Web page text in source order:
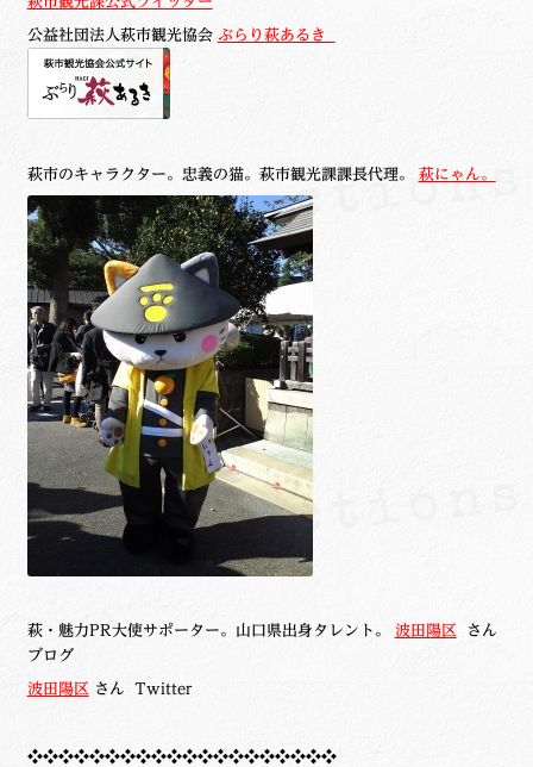
公益社団法人萩市観光協会 ぶらり萩あるき
萩市のキャラクター。忠義の猫。萩市観光課課長代理。 萩にゃん。
萩・魅力PR大使サポーター。山口県出身タレント。 波田陽区 さん
ブログ
波田陽区 さん Twitter
❖❖❖❖❖❖❖❖❖❖❖❖❖❖❖❖❖❖❖❖